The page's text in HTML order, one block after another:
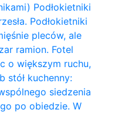
Podłokietniki
Podłokietniki
pleców, ale
ramion. ​Fotel
o większym ruchu,
stół kuchenny:
siedzenia
po obiedzie. W